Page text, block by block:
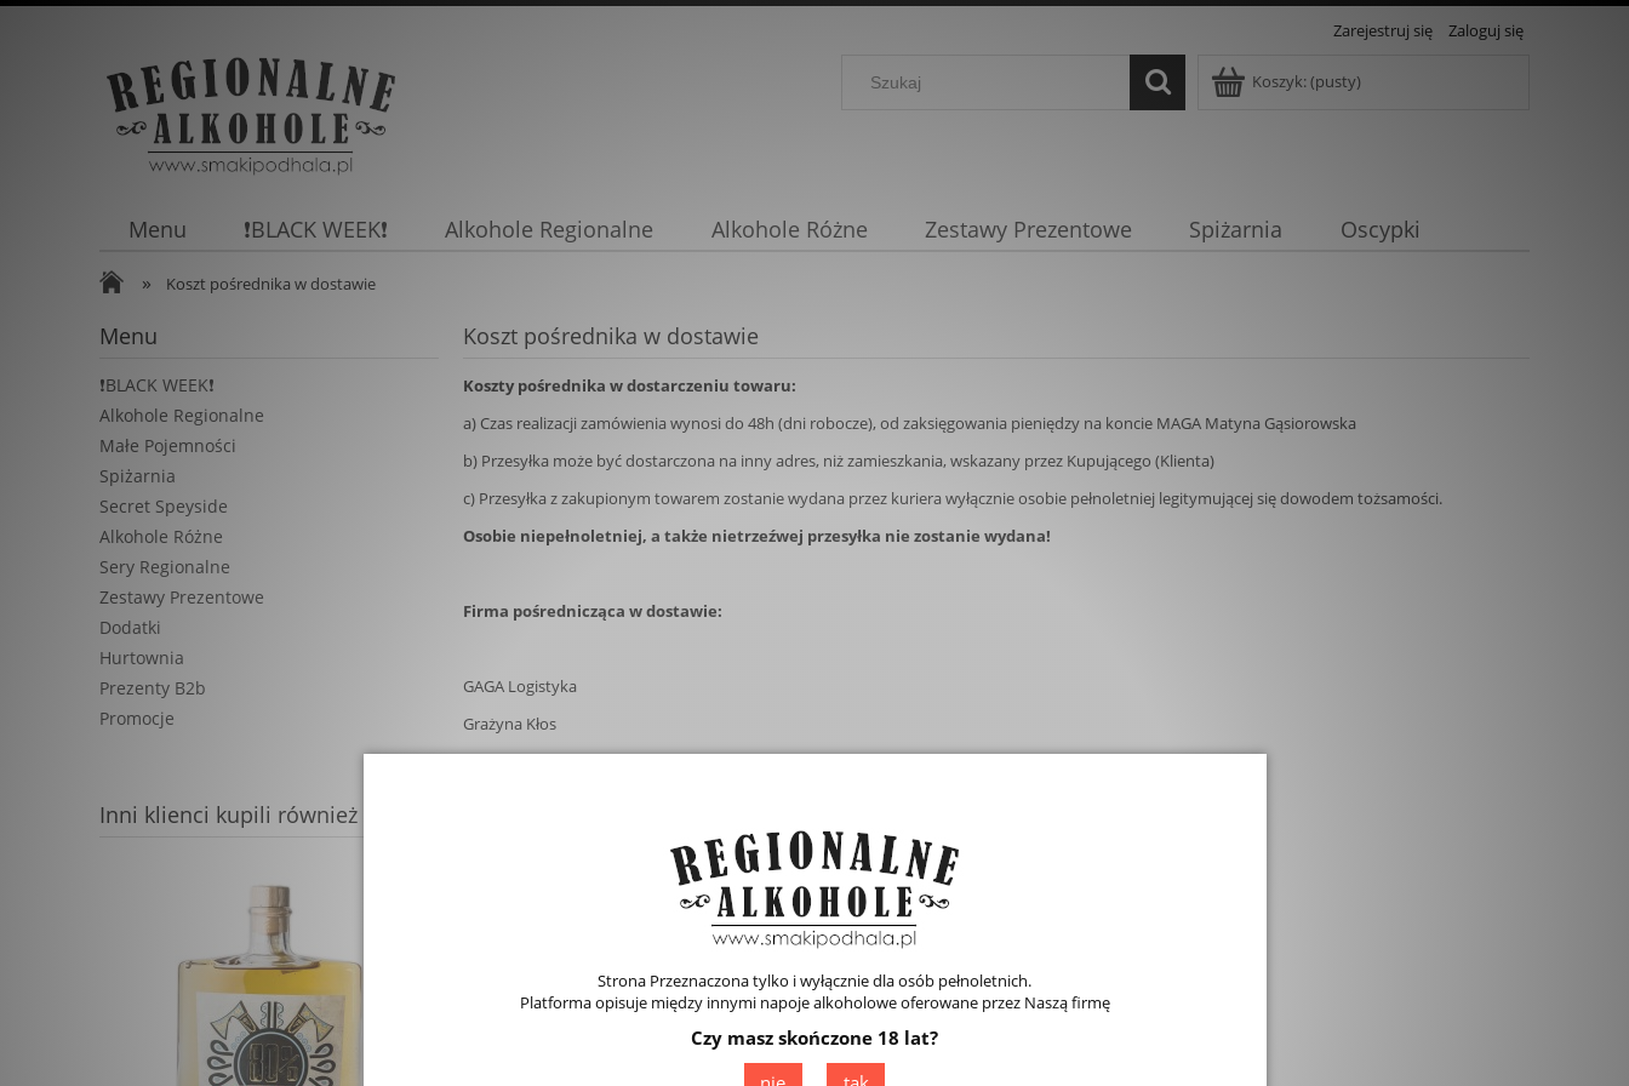
Zarejestruj się Zaloguj się
Koszyk:(pusty)
Menu ❗BLACK WEEK❗ Alkohole Regionalne Alkohole Różne Zestawy Prezentowe Spiżarnia
Oscypki
» Koszt pośrednika w dostawie
Menu
❗BLACK WEEK❗
Alkohole Regionalne
Małe Pojemności
Spiżarnia
Secret Speyside
Alkohole Różne
Sery Regionalne
Zestawy Prezentowe
Dodatki
Hurtownia
Prezenty B2b
Promocje
Inni klienci kupili również
Koszt pośrednika w dostawie
Koszty pośrednika w dostarczeniu towaru:
a) Czas realizacji zamówienia wynosi do 48h (dni robocze), od zaksięgowania pieniędzy na koncie MAGA Matyna Gąsiorowska
b) Przesyłka może być dostarczona na inny adres, niż zamieszkania, wskazany przez Kupującego (Klienta)
c) Przesyłka z zakupionym towarem zostanie wydana przez kuriera wyłącznie osobie pełnoletniej legitymującej się dowodem tożsamości.
Osobie niepełnoletniej, a także nietrzeźwej przesyłka nie zostanie wydana!
Firma pośrednicząca w dostawie:
GAGA Logistyka
Grażyna Kłos
ul. Ruciana 13
(w przypadku płatności przelewem)
Strona Przeznaczona tylko i wyłącznie dla osób pełnoletnich.
Platforma opisuje między innymi napoje alkoholowe oferowane przez Naszą firmę
Czy masz skończone 18 lat?